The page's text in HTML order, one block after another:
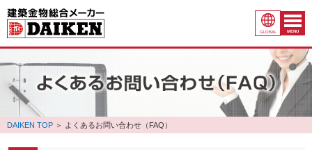
GLOBAL MENU
DAIKEN TOP ＞ よくあるお問い合わせ（FAQ）